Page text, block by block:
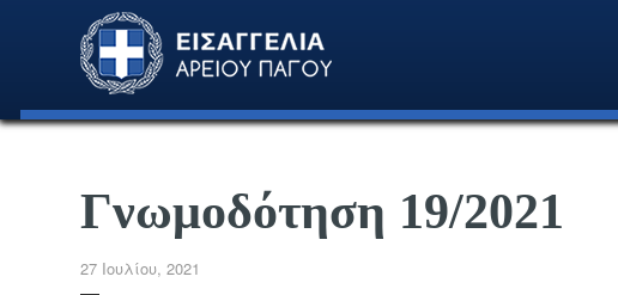
Γνωμοδότηση 19/2021
27 Ιουλίου, 2021